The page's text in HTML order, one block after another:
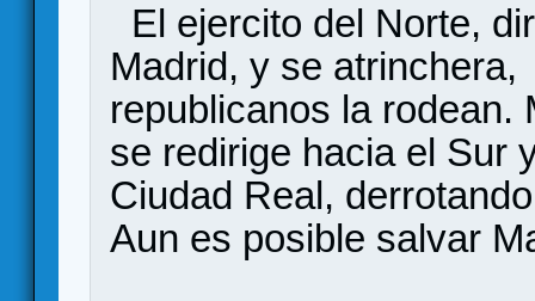
El ejercito del Norte,
Madrid, y se
republicanos la rodean.
se redirige hacia el Sur
Ciudad Real,
Aun es posible salvar